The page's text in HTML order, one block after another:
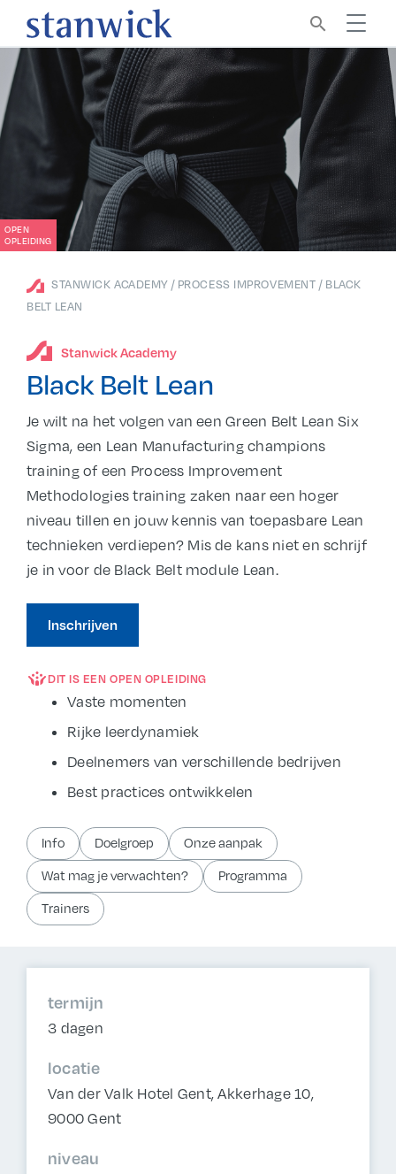
search
OPEN
OPLEIDING
STANWICK ACADEMY/ PROCESS IMPROVEMENT / BLACK
BELT LEAN
Stanwick Academy
Black Belt Lean
Je wilt na het volgen van een Green Belt Lean Six
Sigma, een Lean Manufacturing champions
training of een Process Improvement
Methodologies training zaken naar een hoger
niveau tillen en jouw kennis van toepasbare Lean
technieken verdiepen? Mis de kans niet en schrijf
je in voor de Black Belt module Lean.
Inschrijven
DIT IS EEN OPEN OPLEIDING
Vaste momenten
Rijke leerdynamiek
Deelnemers van verschillende bedrijven
Best practices ontwikkelen
Info Doelgroep Onze aanpak
Wat mag je verwachten? Programma
Trainers
termijn
3 dagen
locatie
Van der Valk Hotel Gent, Akkerhage 10,
9000 Gent
niveau